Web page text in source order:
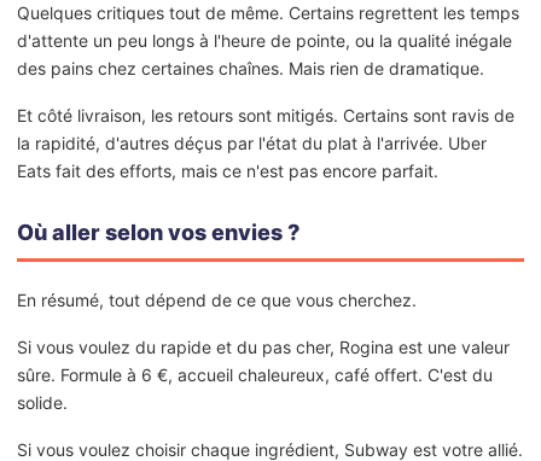
Quelques critiques tout de même. Certains regrettent les temps
d'attente un peu longs à l'heure de pointe, ou la qualité inégale
des pains chez certaines chaînes. Mais rien de dramatique.
Et côté livraison, les retours sont mitigés. Certains sont ravis de
la rapidité, d'autres déçus par l'état du plat à l'arrivée. Uber
Eats fait des efforts, mais ce n'est pas encore parfait.
Où aller selon vos envies ?
En résumé, tout dépend de ce que vous cherchez.
Si vous voulez du rapide et du pas cher, Rogina est une valeur
sûre. Formule à 6 €, accueil chaleureux, café offert. C'est du
solide.
Si vous voulez choisir chaque ingrédient, Subway est votre allié.